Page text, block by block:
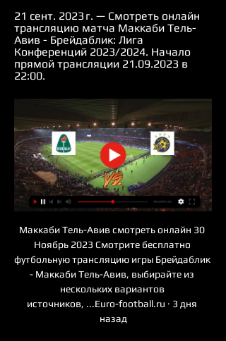
21 сент. 2023 г. — Смотреть онлайн
трансляцию матча Маккаби Тель-
Авив - Брейдаблик: Лига
Конференций 2023/2024. Начало
прямой трансляции 21.09.2023 в
22:00.
Маккаби Тель-Авив смотреть онлайн 30
Ноябрь 2023 Смотрите бесплатно
футбольную трансляцию игры Брейдаблик
- Маккаби Тель-Авив, выбирайте из
нескольких вариантов
источников, ...Euro-football.ru · 3 дня
назад